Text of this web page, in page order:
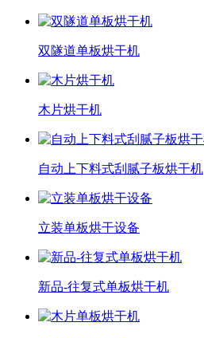
双隧道单板烘干机
木片烘干机
自动上下料式刮腻子板烘干机
立装单板烘干设备
新品-往复式单板烘干机